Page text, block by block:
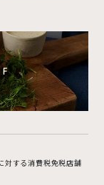
対する消費税免税店舗